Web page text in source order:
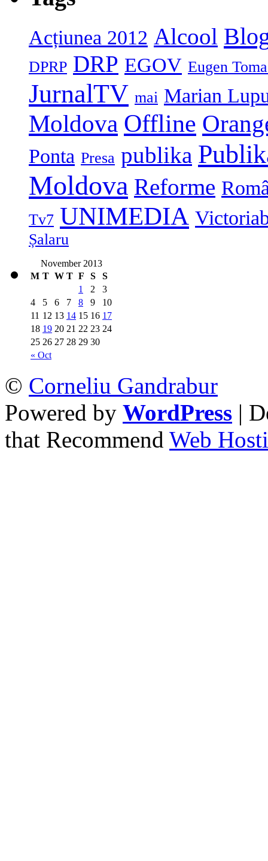
Acțiunea 2012 Alcool
DPRP DRP EGOV Eugen
JurnalTV mai Marian
Moldova Offline
Ponta Presa publika
Moldova Reforme
Tv7 UNIMEDIA
Șalaru
November 2013
M T W T F S S
« Oct
1 2
3
4
5 6 7 8 9
10
11 12 13 14 15 16 17
18 19 20 21 22 23 24
25 26 27 28 29 30
© Corneliu Gandrabur
Powered by WordPress |
that Recommend Web